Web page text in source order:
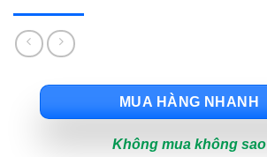
MUA HÀNG NHANH
Không mua không sao